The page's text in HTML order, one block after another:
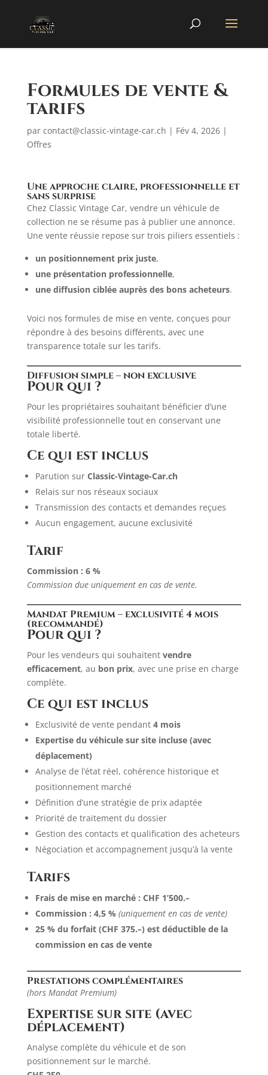
Formules de vente &
tarifs
par contact@classic-vintage-car.ch | Fév 4, 2026|
Offres
Une approche claire, professionnelle et
sans surprise
Chez Classic Vintage Car, vendre un véhicule de
collection ne se résume pas à publier une annonce.
Une vente réussie repose sur trois piliers essentiels :
un positionnement prix juste,
une présentation professionnelle,
une diffusion ciblée auprès des bons acheteurs.
Voici nos formules de mise en vente, conçues pour
répondre à des besoins différents, avec une
transparence totale sur les tarifs.
Diffusion simple – non exclusive
Pour qui ?
Pour les propriétaires souhaitant bénéficier d’une
visibilité professionnelle tout en conservant une
totale liberté.
Ce qui est inclus
Parution sur Classic-Vintage-Car.ch
Relais sur nos réseaux sociaux
Transmission des contacts et demandes reçues
Aucun engagement, aucune exclusivité
Tarif
Commission : 6 %
Commission due uniquement en cas de vente.
Mandat Premium – exclusivité 4 mois
(recommandé)
Pour qui ?
Pour les vendeurs qui souhaitent vendre
efficacement, au bon prix, avec une prise en charge
complète.
Ce qui est inclus
Exclusivité de vente pendant 4 mois
Expertise du véhicule sur site incluse (avec
déplacement)
Analyse de l’état réel, cohérence historique et
positionnement marché
Définition d’une stratégie de prix adaptée
Priorité de traitement du dossier
Gestion des contacts et qualification des acheteurs
Négociation et accompagnement jusqu’à la vente
Tarifs
Frais de mise en marché : CHF 1’500.–
Commission : 4,5 % (uniquement en cas de vente)
25 % du forfait (CHF 375.–) est déductible de la
commission en cas de vente
Prestations complémentaires
(hors Mandat Premium)
Expertise sur site (avec
déplacement)
Analyse complète du véhicule et de son
positionnement sur le marché.